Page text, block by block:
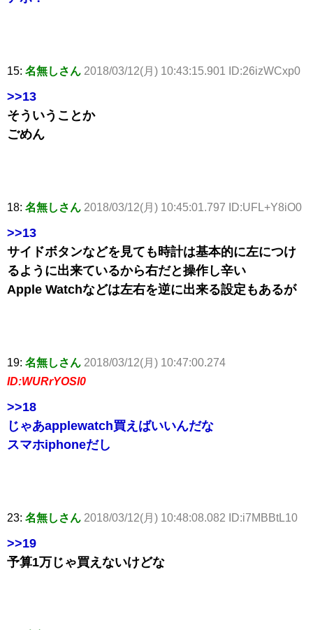
15: 名無しさん 2018/03/12(月) 10:43:15.901 ID:26izWCxp0
>>13
そういうことか
ごめん
18: 名無しさん 2018/03/12(月) 10:45:01.797 ID:UFL+Y8iO0
>>13
サイドボタンなどを見ても時計は基本的に左につけ
るように出来ているから右だと操作し辛い
Apple Watchなどは左右を逆に出来る設定もあるが
19: 名無しさん 2018/03/12(月) 10:47:00.274
ID:WURrYOSl0
>>18
じゃあapplewatch買えばいいんだな
スマホiphoneだし
23: 名無しさん 2018/03/12(月) 10:48:08.082 ID:i7MBBtL10
>>19
予算1万じゃ買えないけどな